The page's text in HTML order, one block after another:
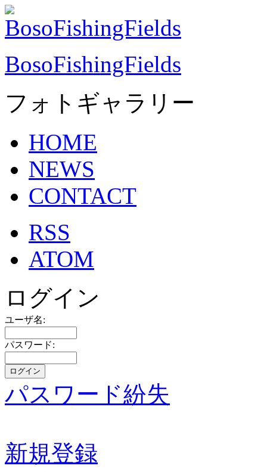
BosoFishingFields
フォトギャラリー
HOME
NEWS
CONTACT
RSS
ATOM
ログイン
ユーザ名:
パスワード:
パスワード紛失
新規登録